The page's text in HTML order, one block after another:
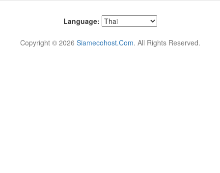
Language:
Copyright © 2026 Siamecohost.Com. All Rights Reserved.